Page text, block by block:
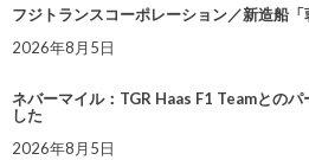
フジトランスコーポレーション／新造船
2026年8月5日
ネバーマイル：TGR Haas F1 Teamとの
した
2026年8月5日